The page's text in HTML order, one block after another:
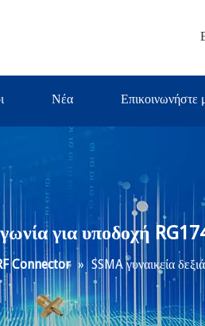
Νέα Επικοινωνήστε
για υποδοχή
Connector » SSMA γυναικεία